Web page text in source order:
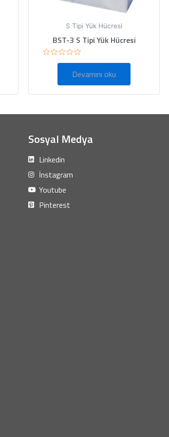
S Tipi Yük Hücresi
BST-3 S Tipi Yük Hücresi
Devamını oku
Sosyal Medya
Linkedin
İnstagram
Youtube
Pinterest